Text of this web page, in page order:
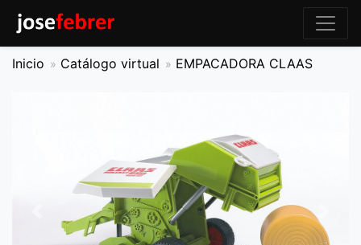
Inicio Catálogo virtual EMPACADORA CLAAS
Previous